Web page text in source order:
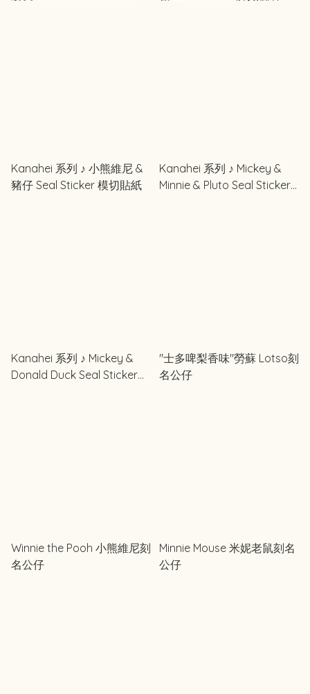
Kanahei 系列 ♪ 小熊維尼 &
豬仔 Seal Sticker 模切貼紙
Kanahei 系列 ♪ Mickey &
Minnie & Pluto Seal Sticker
Kanahei 系列 ♪ Mickey &
Donald Duck Seal Sticker
"士多啤梨香味"勞蘇 Lotso刻
名公仔
Winnie the Pooh 小熊維尼刻
名公仔
Minnie Mouse 米妮老鼠刻名
公仔